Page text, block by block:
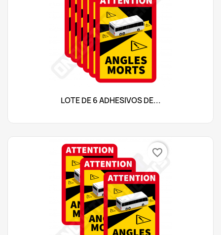
LOTE DE 6 ADHESIVOS DE...
favorite_border